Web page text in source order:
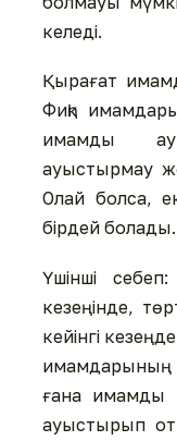
келеді.
Қырағат
Фиқһ
имамды
ауыстырмау
Олай болса,
бірдей болады.
Үшінші
кезеңінде,
кейінгі
имамдарының
ғана имамды
ауыстырып